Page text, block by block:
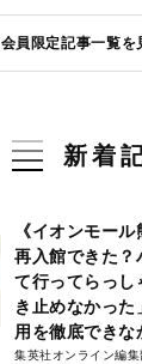
会員限定記事一覧を
新着
《イオンモー
再入館できた？
て行ってらっし
き止めなかっ
用を徹底できな
集英社オンライン編